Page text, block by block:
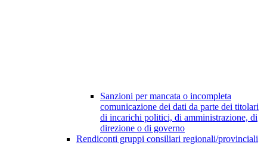
Sanzioni per mancata o incompleta
comunicazione dei dati da parte dei titolari
di incarichi politici, di amministrazione, di
direzione o di governo
Rendiconti gruppi consiliari regionali/provinciali